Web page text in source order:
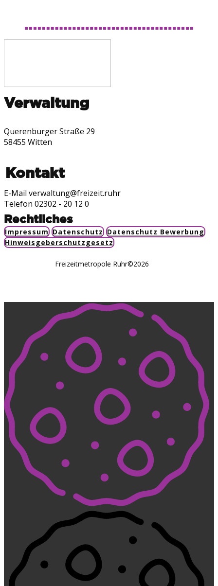
Verwaltung
Querenburger Straße 29
58455 Witten
Kontakt
E-Mail verwaltung@freizeit.ruhr
Telefon 02302 - 20 12 0
Rechtliches
Impressum Datenschutz Datenschutz Bewerbung
Hinweisgeberschutzgesetz
Freizeitmetropole Ruhr©2026